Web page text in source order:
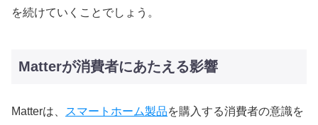
を続けていくことでしょう。
Matterが消費者にあたえる影響
Matterは、 スマートホーム製品を購入する消費者の意識を